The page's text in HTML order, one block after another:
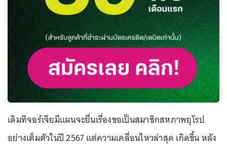
เดิมทีจอร์เจียมีแผนจะยื่นเรื่องขอเป็นสมาชิกสหภาพยุโรป
อย่างเต็มตัวในปี 2567 แต่ความเคลื่อนไหวล่าสุด เกิดขึ้น หลัง